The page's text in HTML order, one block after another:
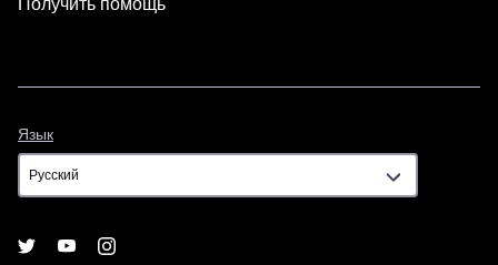
Получить помощь
Язык